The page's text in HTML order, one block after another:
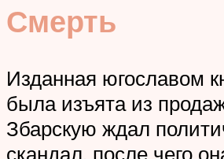
Смерть
Изданная югославом
была изъята из
Збарскую ждал
скандал, после чего